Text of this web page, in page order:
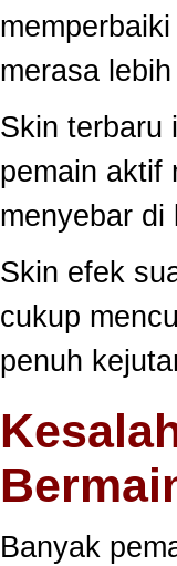
merasa
Skin terbaru
pemain aktif
menyebar di
Skin efek
cukup
penuh
Banyak